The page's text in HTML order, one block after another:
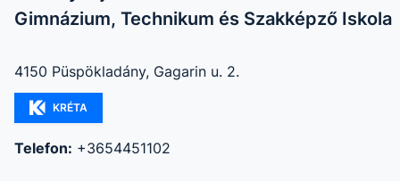
Gimnázium, Technikum és Szakképző Iskola
4150 Püspökladány, Gagarin u. 2.
KRÉTA
Telefon: +3654451102